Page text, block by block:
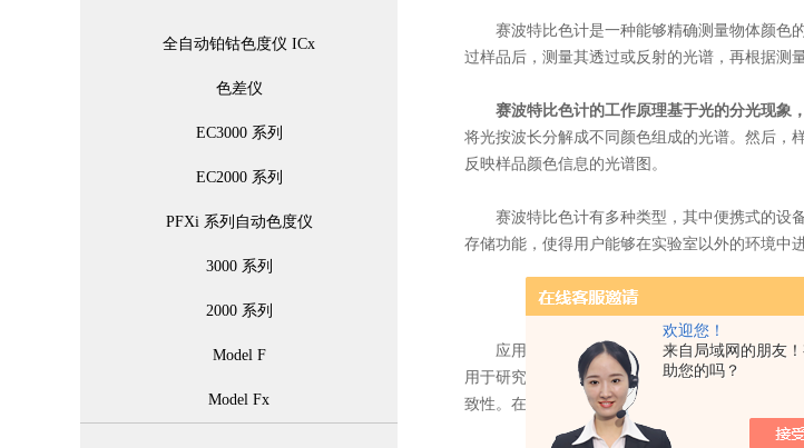
欢迎您！
来自局域网的朋友
助您的吗？
全自动铂钴色度仪 ICx
色差仪
EC3000 系列
EC2000 系列
PFXi 系列自动色度仪
3000 系列
2000 系列
Model F
Model Fx
赛波特比色计是一种能够精确测量物体颜色的
过样品后，测量其透过或反射的光谱，再根据测
赛波特比色计的工作原理基于光的分光现象
将光按波长分解成不同颜色组成的光谱。然后，
反映样品颜色信息的光谱图。
赛波特比色计有多种类型，其中便携式的设备
存储功能，使得用户能够在实验室以外的环境中
应用非常广泛。在化学领域，它被用于研究化
用于研究材料光学性质、表面形貌和厚度，从而
致性。在食品加工和制药行业，可以用来检测食